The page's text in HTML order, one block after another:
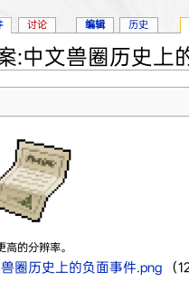
:中文兽圈历史上
高的分辨率。
圈历史上的负面事件.png‎ （
讨论 编辑 历史